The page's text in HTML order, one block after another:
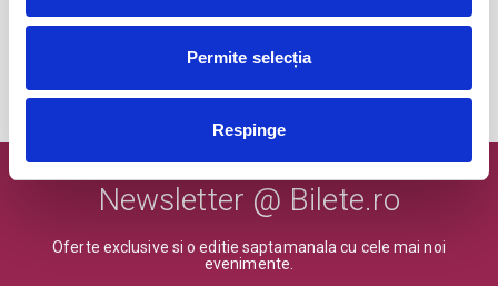
Permite selecția
Respinge
BILETE
MAI MULTE DIN SPORT
Newsletter @ Bilete.ro
Oferte exclusive si o editie saptamanala cu cele mai noi
evenimente.